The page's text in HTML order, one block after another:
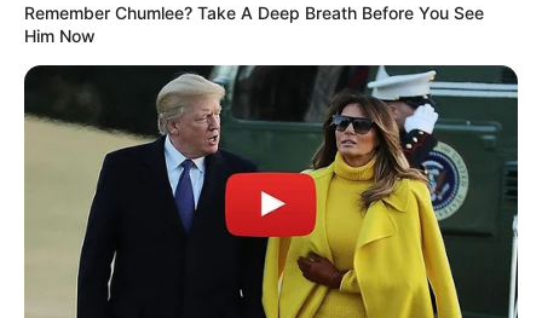
Remember Chumlee? Take A Deep Breath Before You See
Him Now